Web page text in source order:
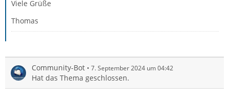
Viele Grüße
Thomas
Community-Bot 7. September 2024 um 04:42
Hat das Thema geschlossen.